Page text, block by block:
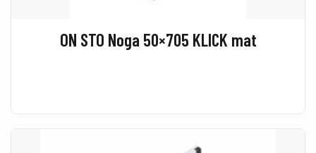
ON STO Noga 50×705 KLICK mat